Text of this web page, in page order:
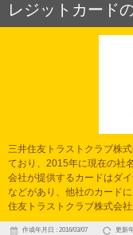
レジットカード
三井住友トラストクラブ株
ており、2015年に現在の社
会社が提供するカードはダ
などがあり、他社のカード
住友トラストクラブ株式会
作成年月日 : 2016/03/07 更新